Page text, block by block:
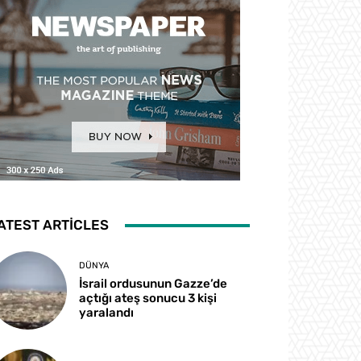
ARTICLES
DÜNYA
İsrail ordusunun Gazze’de
açtığı ateş sonucu 3 kişi
yaralandı